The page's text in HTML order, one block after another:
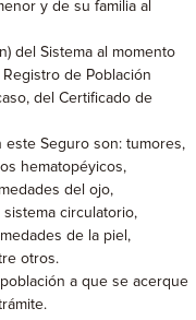
y de su familia al
del Sistema al momento
de Población
del Certificado de
este Seguro son: tumores,
hematopéyicos,
del ojo,
circulatorio,
de la piel,
otros.
a que se acerque